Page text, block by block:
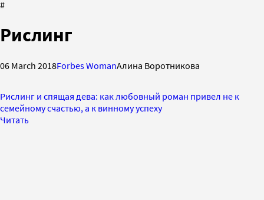
#
Рислинг
06 March 2018Forbes WomanАлина Воротникова
Рислинг и спящая дева: как любовный роман привел не к
семейному счастью, а к винному успеху
Читать